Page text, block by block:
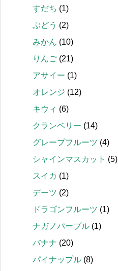
すだち (1)
ぶどう (2)
みかん (10)
りんご (21)
アサイー (1)
オレンジ (12)
キウィ (6)
クランベリー (14)
グレープフルーツ (4)
シャインマスカット (5)
スイカ (1)
デーツ (2)
ドラゴンフルーツ (1)
ナガノパープル (1)
バナナ (20)
パイナップル (8)